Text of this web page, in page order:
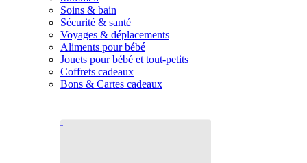
Soins & bain
Sécurité & santé
Voyages & déplacements
Aliments pour bébé
Jouets pour bébé et tout-petits
Coffrets cadeaux
Bons & Cartes cadeaux